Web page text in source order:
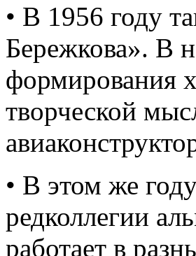
• В 1956 году
Бережкова». В
формирования
творческой
• В этом же
редколлегии
работает в